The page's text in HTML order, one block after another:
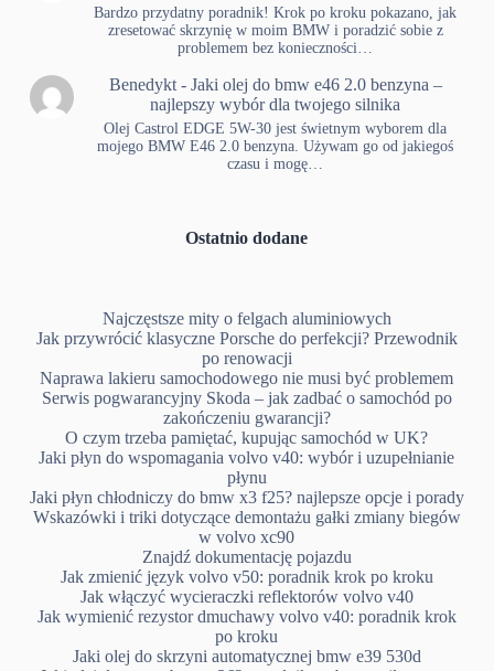
Bardzo przydatny poradnik! Krok po kroku pokazano, jak
zresetować skrzynię w moim BMW i poradzić sobie z
problemem bez konieczności…
Benedykt- Jaki olej do bmw e46 2.0 benzyna –
najlepszy wybór dla twojego silnika
Olej Castrol EDGE 5W-30 jest świetnym wyborem dla
mojego BMW E46 2.0 benzyna. Używam go od jakiegoś
czasu i mogę…
Ostatnio dodane
Najczęstsze mity o felgach aluminiowych
Jak przywrócić klasyczne Porsche do perfekcji? Przewodnik
po renowacji
Naprawa lakieru samochodowego nie musi być problemem
Serwis pogwarancyjny Skoda – jak zadbać o samochód po
zakończeniu gwarancji?
O czym trzeba pamiętać, kupując samochód w UK?
Jaki płyn do wspomagania volvo v40: wybór i uzupełnianie
płynu
Jaki płyn chłodniczy do bmw x3 f25? najlepsze opcje i porady
Wskazówki i triki dotyczące demontażu gałki zmiany biegów
w volvo xc90
Znajdź dokumentację pojazdu
Jak zmienić język volvo v50: poradnik krok po kroku
Jak włączyć wycieraczki reflektorów volvo v40
Jak wymienić rezystor dmuchawy volvo v40: poradnik krok
po kroku
Jaki olej do skrzyni automatycznej bmw e39 530d